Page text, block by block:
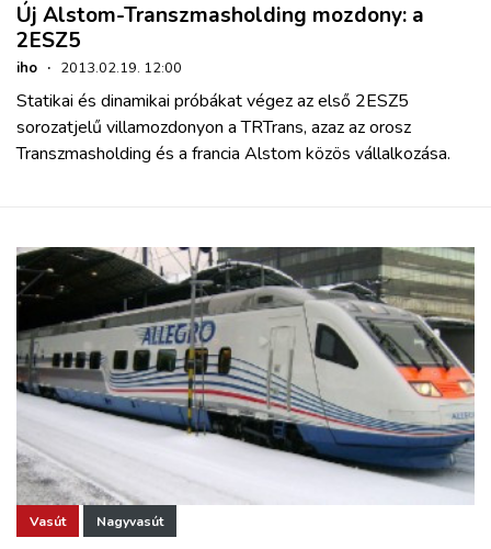
Új Alstom-Transzmasholding mozdony: a
2ESZ5
iho · 2013.02.19. 12:00
Statikai és dinamikai próbákat végez az első 2ESZ5
sorozatjelű villamozdonyon a TRTrans, azaz az orosz
Transzmasholding és a francia Alstom közös vállalkozása.
Vasút Nagyvasút